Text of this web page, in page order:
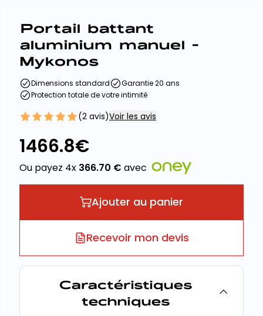
Portail battant
aluminium manuel -
Mykonos
Dimensions standard
Garantie 20 ans
Protection totale de votre intimité
(2 avis)Voir les avis
1466.8€
Ou payez 4x 366.70 € avec
Ajouter au panier
Recevoir mon devis
Caractéristiques
techniques